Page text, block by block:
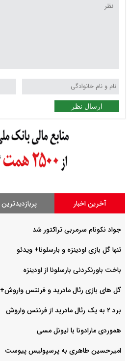
ارسال نظر
آخرین اخبار پربازدیدترین
جواد نکونام سرمربی تراکتور شد
تنها گل بازی اودینزه و بارسلونا+ ویدئو
باخت باورنکردنی بارسلونا از اودینزه
گل های بازی رئال مادرید و فرنتس
برد ۲ به یک رئال مادرید از فرنتس واروش
هموردی مارادونا با لیونل مسی
امیرحسین طاهری به پرسپولیس پیوست